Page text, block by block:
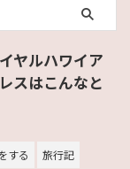
ヤルハワイア
スはこんなと
する
旅行記